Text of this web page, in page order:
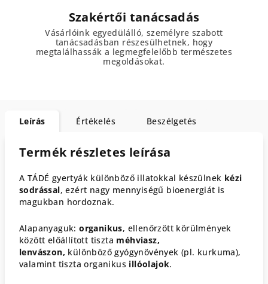
Szakértői tanácsadás
Vásárlóink egyedülálló, személyre szabott
tanácsadásban részesülhetnek, hogy
megtalálhassák a legmegfelelőbb természetes
megoldásokat.
Leírás Értékelés Beszélgetés
Termék részletes leírása
A TÁDÉ gyertyák különböző illatokkal készülnek kézi
sodrással, ezért nagy mennyiségű bioenergiát is
magukban hordoznak.
Alapanyaguk: organikus, ellenőrzött körülmények
között előállított tiszta méhviasz,
lenvászon, különböző gyógynövények (pl. kurkuma),
valamint tiszta organikus illóolajok.